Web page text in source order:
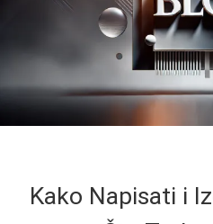
Kako Napisati i